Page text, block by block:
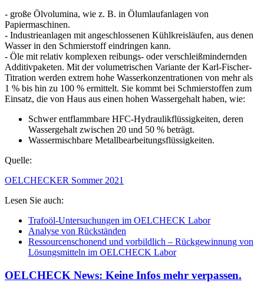
- große Ölvolumina, wie z. B. in Ölumlaufanlagen von
Papiermaschinen.
- Industrieanlagen mit angeschlossenen Kühlkreisläufen, aus denen
Wasser in den Schmierstoff eindringen kann.
- Öle mit relativ komplexen reibungs- oder verschleißmindernden
Additivpaketen. Mit der volumetrischen Variante der Karl-Fischer-
Titration werden extrem hohe Wasserkonzentrationen von mehr als
1 % bis hin zu 100 % ermittelt. Sie kommt bei Schmierstoffen zum
Einsatz, die von Haus aus einen hohen Wassergehalt haben, wie:
Schwer entflammbare HFC-Hydraulikflüssigkeiten, deren
Wassergehalt zwischen 20 und 50 % beträgt.
Wassermischbare Metallbearbeitungsflüssigkeiten.
Quelle:
OELCHECKER Sommer 2021
Lesen Sie auch:
Trafoöl-Untersuchungen im OELCHECK Labor
Analyse von Rückständen
Ressourcenschonend und vorbildlich – Rückgewinnung von
Lösungsmitteln im OELCHECK Labor
OELCHECK News: Keine Infos mehr verpassen.